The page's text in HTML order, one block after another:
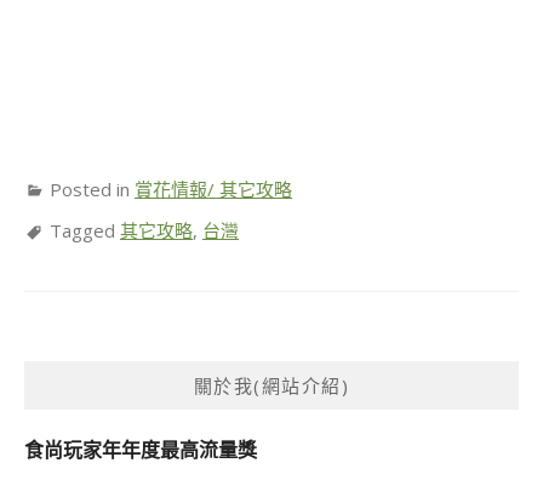
Posted in 賞花情報/ 其它攻略
Tagged 其它攻略, 台灣
關於我(網站介紹)
食尚玩家年年度最高流量獎